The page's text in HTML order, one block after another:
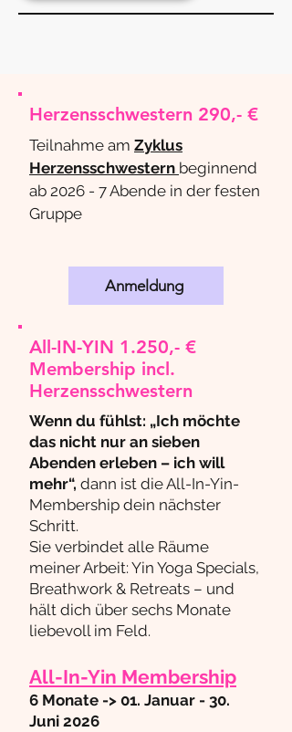
Herzensschwestern 290,- €
Teilnahme am Zyklus
Herzensschwestern beginnend
ab 2026 - 7 Abende in der festen
Gruppe
Anmeldung
All-IN-YIN 1.250,- €
Membership incl.
Herzensschwestern
Wenn du fühlst: „Ich möchte
das nicht nur an sieben
Abenden erleben – ich will
mehr“, dann ist die All-In-Yin-
Membership dein nächster
Schritt.
Sie verbindet alle Räume
meiner Arbeit: Yin Yoga Specials,
Breathwork & Retreats – und
hält dich über sechs Monate
liebevoll im Feld.
All-In-Yin Membership
6 Monate -> 01. Januar - 30.
Juni 2026